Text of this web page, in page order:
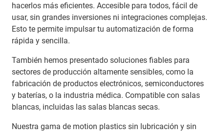
hacerlos más eficientes. Accesible para todos, fácil de
usar, sin grandes inversiones ni integraciones complejas.
Esto te permite impulsar tu automatización de forma
rápida y sencilla.
También hemos presentado soluciones fiables para
sectores de producción altamente sensibles, como la
fabricación de productos electrónicos, semiconductores
y baterías, o la industria médica. Compatible con salas
blancas, incluidas las salas blancas secas.
Nuestra gama de motion plastics sin lubricación y sin